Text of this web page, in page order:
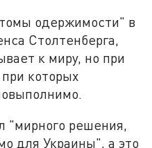
одержимости" в
Столтенберга,
к миру, но при
которых
"мирного решения,
для Украины", а это